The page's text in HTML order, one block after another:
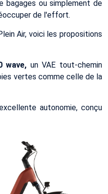
bagages ou simplement de
de l'effort.
Air, voici les propositions
wave, un VAE tout-chemin
vertes comme celle de la
autonomie, conçu